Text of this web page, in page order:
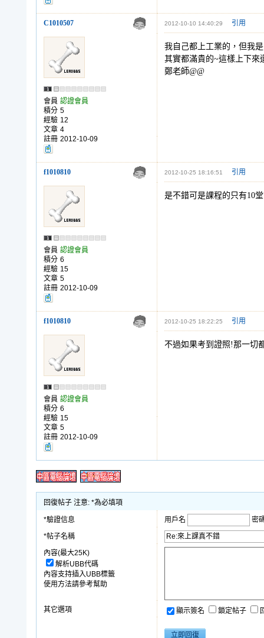
C1010507 2012-10-10 14:40:29 引用
會員 認證會員
積分 5
經驗 12
文章 4
註冊 2012-10-09
我自己都上工業的，但我
其實都滿貴的~這樣上下
鄭老師@@
f1010810 2012-10-25 18:16:51 引用
會員 認證會員
積分 6
經驗 15
文章 5
註冊 2012-10-09
是不錯可是課程的只有10
f1010810 2012-10-25 18:22:25 引用
會員 認證會員
積分 6
經驗 15
文章 5
註冊 2012-10-09
不過如果考到證照!那一切
回復帖子 注意: *為必填項
*驗證信息 用戶名
密
*帖子名稱
內容(最大25K)
解析UBB代碼
內容支持插入UBB標籤
使用方法請參考幫助
其它選項 顯示簽名 鎖定帖子